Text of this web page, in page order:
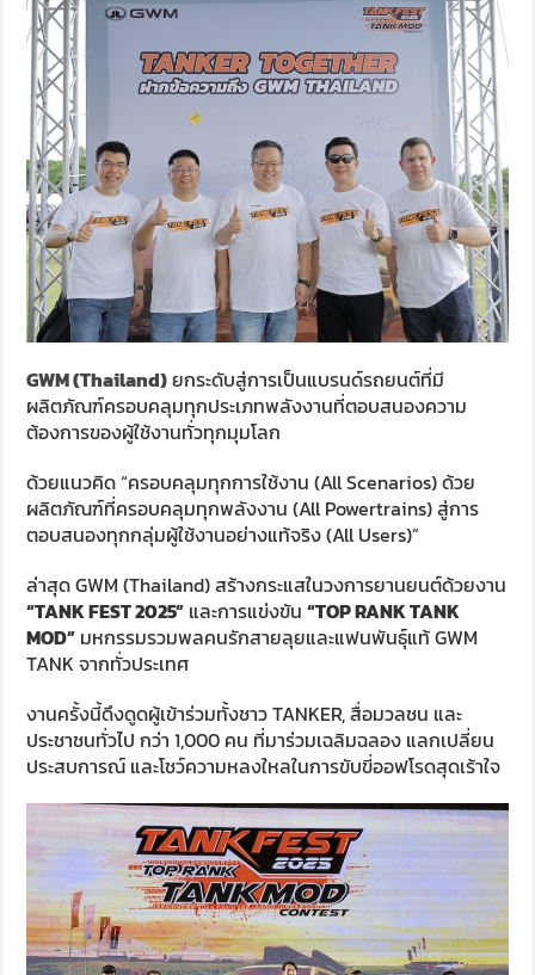
GWM (Thailand)ยกระดับสู่การเป็นแบรนด์รถยนต์ที่มี
ผลิตภัณฑ์ครอบคลุมทุกประเภทพลังงานที่ตอบสนองความ
ต้องการของผู้ใช้งานทั่วทุกมุมโลก
ด้วยแนวคิด “ครอบคลุมทุกการใช้งาน (All Scenarios) ด้วย
ผลิตภัณฑ์ที่ครอบคลุมทุกพลังงาน (All Powertrains) สู่การ
ตอบสนองทุกกลุ่มผู้ใช้งานอย่างแท้จริง (All Users)”
ล่าสุด GWM (Thailand) สร้างกระแสในวงการยานยนต์ด้วยงาน
“TANK FEST 2025” และการแข่งขัน“TOP RANK TANK
MOD” มหกรรมรวมพลคนรักสายลุยและแฟนพันธุ์แท้ GWM
TANK จากทั่วประเทศ
งานครั้งนี้ดึงดูดผู้เข้าร่วมทั้งชาว TANKER, สื่อมวลชน และ
ประชาชนทั่วไป กว่า 1,000 คน ที่มาร่วมเฉลิมฉลอง แลกเปลี่ยน
ประสบการณ์ และโชว์ความหลงใหลในการขับขี่ออฟโรดสุดเร้าใจ